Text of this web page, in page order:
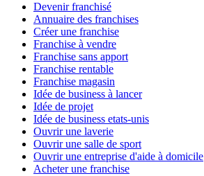
Devenir franchisé
Annuaire des franchises
Créer une franchise
Franchise à vendre
Franchise sans apport
Franchise rentable
Franchise magasin
Idée de business à lancer
Idée de projet
Idée de business etats-unis
Ouvrir une laverie
Ouvrir une salle de sport
Ouvrir une entreprise d'aide à domicile
Acheter une franchise